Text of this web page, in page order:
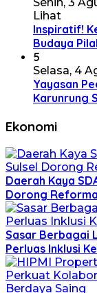
Lihat
Inspiratif!
Budaya
5
Selasa, 4
Yayasan
Karunrung
Ekonomi
Daerah Kaya
Dorong
Sasar Berbagai
Perluas Inklusi